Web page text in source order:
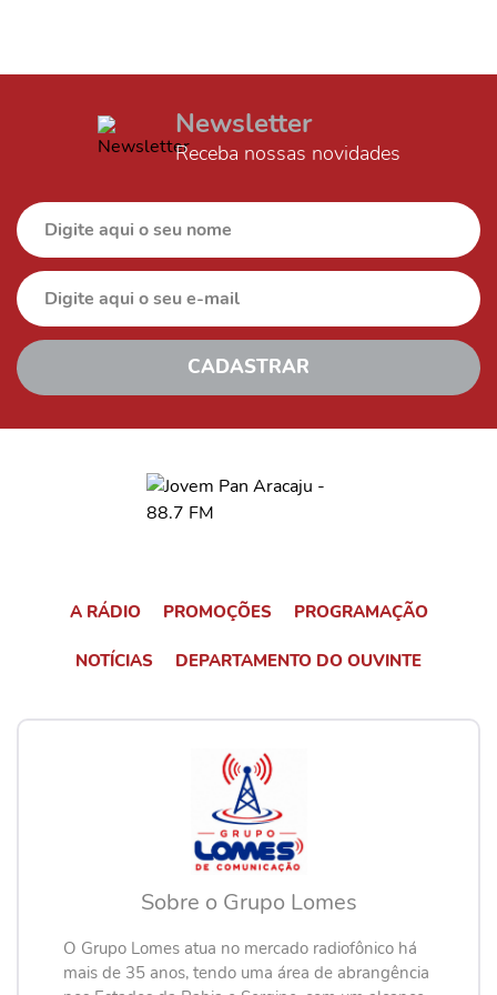
Newsletter
Receba nossas novidades
A RÁDIO PROMOÇÕES PROGRAMAÇÃO
NOTÍCIAS DEPARTAMENTO DO OUVINTE
Sobre o Grupo Lomes
O Grupo Lomes atua no mercado radiofônico há
mais de 35 anos, tendo uma área de abrangência